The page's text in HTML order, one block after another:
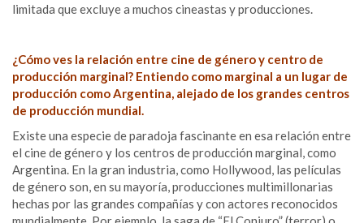
limitada que excluye a muchos cineastas y producciones.
¿Cómo ves la relación entre cine de género y centro de
producción marginal? Entiendo como marginal a un lugar de
producción como Argentina, alejado de los grandes centros
de producción mundial.
Existe una especie de paradoja fascinante en esa relación entre
el cine de género y los centros de producción marginal, como
Argentina. En la gran industria, como Hollywood, las películas
de género son, en su mayoría, producciones multimillonarias
hechas por las grandes compañías y con actores reconocidos